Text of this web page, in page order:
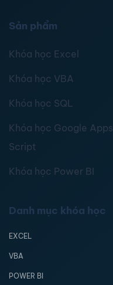
Sản phẩm
Khóa học Excel
Khóa học VBA
Khóa học SQL
Khóa học Google Apps
Script
Khóa học Power BI
Danh mục khóa học
EXCEL
VBA
POWER BI